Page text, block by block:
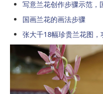
写意兰花创作步骤示范，
国画兰花的画法步骤
张大千18幅珍贵兰花图，